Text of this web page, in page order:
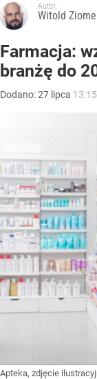
Autor:
Witold
Farmacja:
branżę do
Dodano:27 lipca 13:15
Apteka, zdjęcie